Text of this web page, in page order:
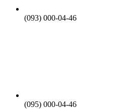
(093) 000-04-46
(095) 000-04-46